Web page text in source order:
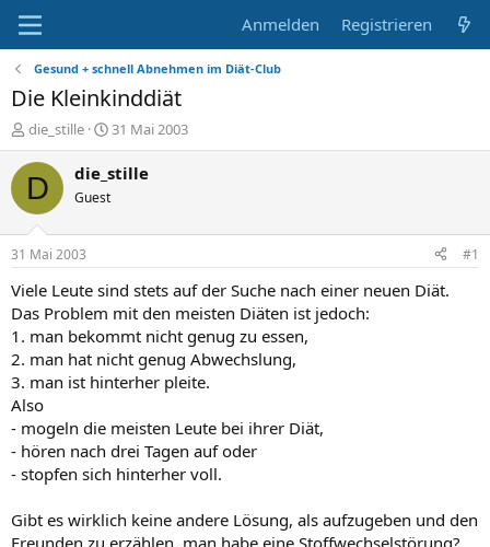
Anmelden Registrieren
Gesund + schnell Abnehmen im Diät-Club
Die Kleinkinddiät
E
r
s
e
r
die_stille
E
r
s
t
a
31 Mai 2003
D die_stille
Guest
31 Mai 2003 #1
Viele Leute sind stets auf der Suche nach einer neuen Diät.
Das Problem mit den meisten Diäten ist jedoch:
1. man bekommt nicht genug zu essen,
2. man hat nicht genug Abwechslung,
3. man ist hinterher pleite.
Also
- mogeln die meisten Leute bei ihrer Diät,
- hören nach drei Tagen auf oder
- stopfen sich hinterher voll.
Gibt es wirklich keine andere Lösung, als aufzugeben und den
Freunden zu erzählen, man habe eine Stoffwechselstörung?